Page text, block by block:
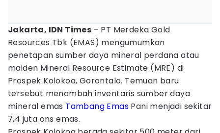
Jakarta, IDN Times – PT Merdeka Gold
Resources Tbk (EMAS) mengumumkan
penetapan sumber daya mineral perdana atau
maiden Mineral Resource Estimate (MRE) di
Prospek Kolokoa, Gorontalo. Temuan baru
tersebut menambah inventaris sumber daya
mineral emas Tambang Emas Pani menjadi sekitar
7,4 juta ons emas.